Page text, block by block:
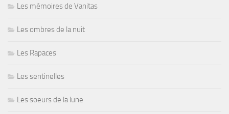
Les mémoires de Vanitas
Les ombres de la nuit
Les Rapaces
Les sentinelles
Les soeurs de la lune